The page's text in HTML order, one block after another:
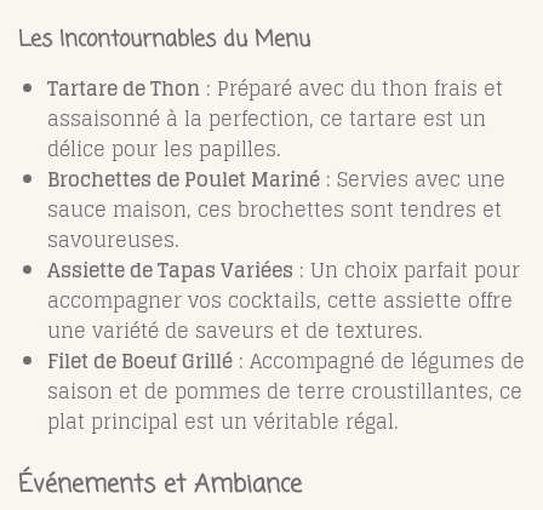
Les Incontournables du Menu
Tartare de Thon : Préparé avec du thon frais et
assaisonné à la perfection, ce tartare est un
délice pour les papilles.
Brochettes de Poulet Mariné : Servies avec une
sauce maison, ces brochettes sont tendres et
savoureuses.
Assiette de Tapas Variées : Un choix parfait pour
accompagner vos cocktails, cette assiette offre
une variété de saveurs et de textures.
Filet de Boeuf Grillé : Accompagné de légumes de
saison et de pommes de terre croustillantes, ce
plat principal est un véritable régal.
Événements et Ambiance